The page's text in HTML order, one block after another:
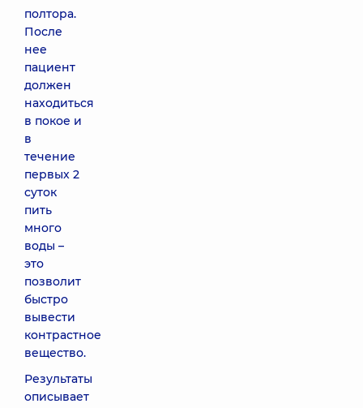
полтора.
После
нее
пациент
должен
находиться
в покое и
в
течение
первых 2
суток
пить
много
воды –
это
позволит
быстро
вывести
контрастное
вещество.
Результаты
описывает